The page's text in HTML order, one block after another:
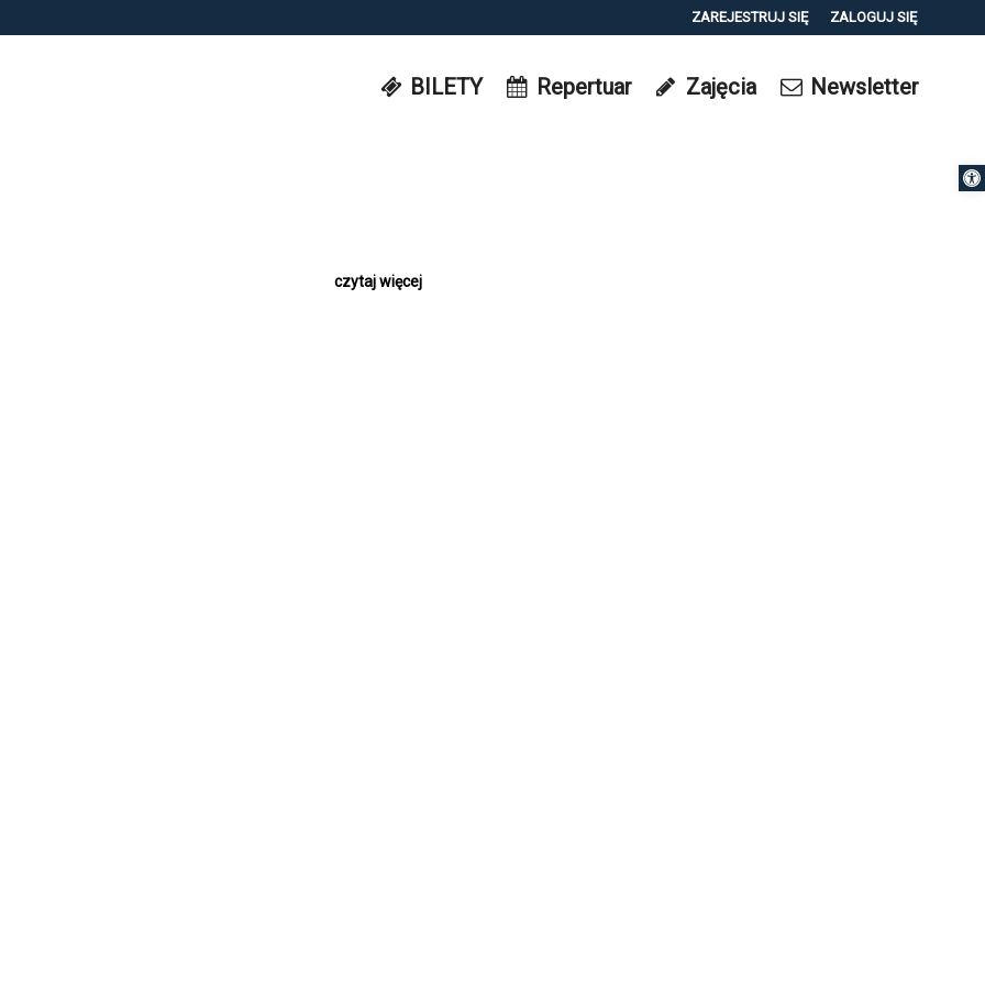
ZAREJESTRUJ SIĘ ZALOGUJ SIĘ
0,00
14
BILETY Repertuar Zajęcia Newsletter
czytaj więcej